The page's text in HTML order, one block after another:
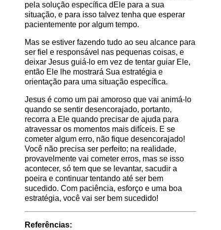
pela solução específica dEle para a sua
situação, e para isso talvez tenha que esperar
pacientemente por algum tempo.
Mas se estiver fazendo tudo ao seu alcance para
ser fiel e responsável nas pequenas coisas, e
deixar Jesus guiá-lo em vez de tentar guiar Ele,
então Ele lhe mostrará Sua estratégia e
orientação para uma situação específica.
Jesus é como um pai amoroso que vai animá-lo
quando se sentir desencorajado, portanto,
recorra a Ele quando precisar de ajuda para
atravessar os momentos mais difíceis. E se
cometer algum erro, não fique desencorajado!
Você não precisa ser perfeito; na realidade,
provavelmente vai cometer erros, mas se isso
acontecer, só tem que se levantar, sacudir a
poeira e continuar tentando até ser bem
sucedido. Com paciência, esforço e uma boa
estratégia, você vai ser bem sucedido!
Referências: